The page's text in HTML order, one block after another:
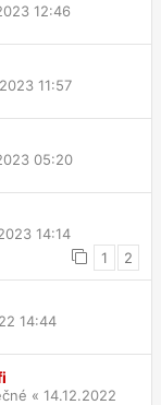
12:46
11:57
05:20
14:14
1 2
14:44
« 14.12.2022